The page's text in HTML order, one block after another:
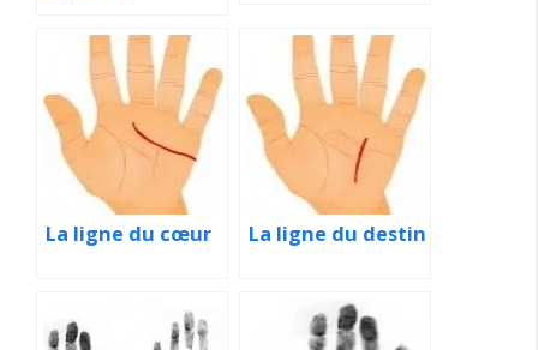
La ligne du cœur La ligne du destin